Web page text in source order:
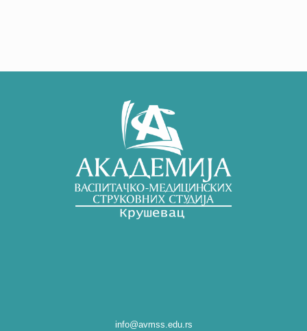
info@avmss.edu.rs